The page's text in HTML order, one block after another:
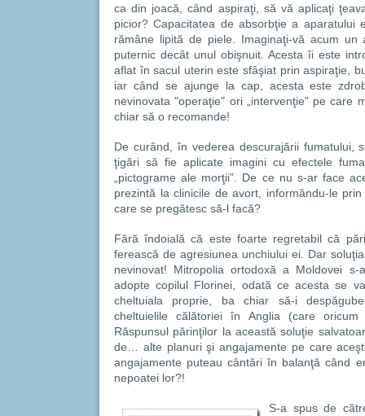
ca din joacă, când aspiraţi, să vă aplicaţi
picior? Capacitatea de absorbţie a
rămâne lipită de piele. Imaginaţi-vă acum
puternic decât unul obişnuit. Acesta îi este
aflat în sacul uterin este sfâşiat prin aspiraţie,
iar când se ajunge la cap, acesta este
nevinovata "operaţie" ori „intervenţie” pe care
chiar să o recomande!
De curând, în vederea descurajării fumatului,
ţigări să fie aplicate imagini cu efectele
„pictograme ale morţii”. De ce nu s-ar face
prezintă la clinicile de avort, informându-le
care se pregătesc să-l facă?
Fără îndoială că este foarte regretabil că
ferească de agresiunea unchiului ei. Dar
nevinovat! Mitropolia ortodoxă a Moldovei
adopte copilul Florinei, odată ce acesta se
cheltuiala proprie, ba chiar să-i
cheltuielile călătoriei în Anglia (care
Răspunsul părinţilor la această soluţie
de… alte planuri şi angajamente pe care
angajamente puteau cântări în balanţă când
nepoatei lor?!
S-a spus de